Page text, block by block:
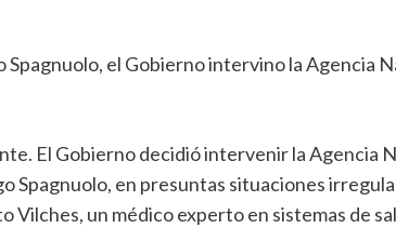
El Gobierno decidió intervenir la Agencia
Spagnuolo, en presuntas situaciones
un médico experto en sistemas de